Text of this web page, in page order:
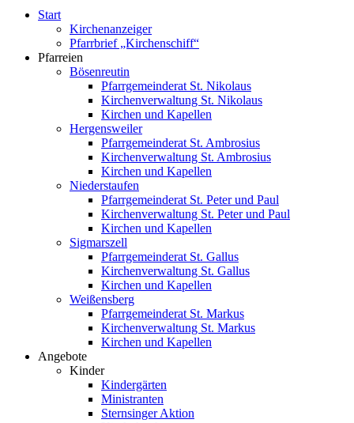
Start
Kirchenanzeiger
Pfarrbrief „Kirchenschiff“
Pfarreien
Bösenreutin
Pfarrgemeinderat St. Nikolaus
Kirchenverwaltung St. Nikolaus
Kirchen und Kapellen
Hergensweiler
Pfarrgemeinderat St. Ambrosius
Kirchenverwaltung St. Ambrosius
Kirchen und Kapellen
Niederstaufen
Pfarrgemeinderat St. Peter und Paul
Kirchenverwaltung St. Peter und Paul
Kirchen und Kapellen
Sigmarszell
Pfarrgemeinderat St. Gallus
Kirchenverwaltung St. Gallus
Kirchen und Kapellen
Weißensberg
Pfarrgemeinderat St. Markus
Kirchenverwaltung St. Markus
Kirchen und Kapellen
Angebote
Kinder
Kindergärten
Ministranten
Sternsinger Aktion